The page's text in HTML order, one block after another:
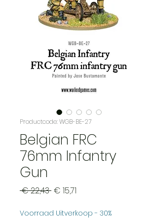
Productcode: WGB-BE-27
Belgian FRC
76mm Infantry
Gun
€ 22,43 Normale
€ 15,71
Voorraad Uitverkoop - 30%